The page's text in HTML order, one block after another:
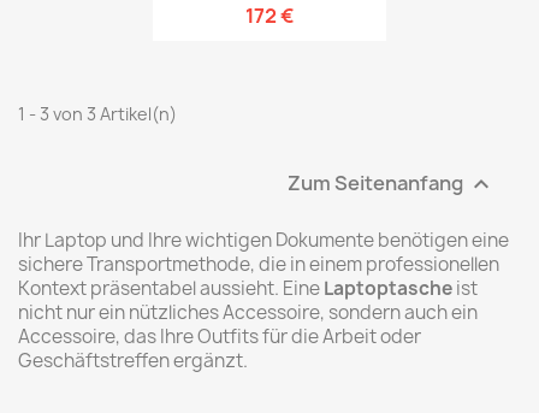
172 €
1 - 3 von 3 Artikel(n)
Zum Seitenanfang 
Ihr Laptop und Ihre wichtigen Dokumente benötigen eine
sichere Transportmethode, die in einem professionellen
Kontext präsentabel aussieht. EineLaptoptascheist
nicht nur ein nützliches Accessoire, sondern auch ein
Accessoire, das Ihre Outfits für die Arbeit oder
Geschäftstreffen ergänzt.